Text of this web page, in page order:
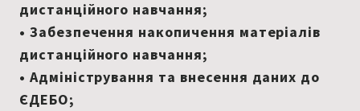
дистанційного навчання;
• Забезпечення накопичення матеріалів
дистанційного навчання;
• Адміністрування та внесення даних до
ЄДЕБО;